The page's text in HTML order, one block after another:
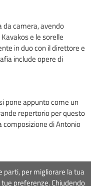
da camera, avendo
e le sorelle
in duo con il direttore e
include opere di
pone appunto come un
repertorio per questo
di Antonio
parti, per migliorare la tua
preferenze. Chiudendo